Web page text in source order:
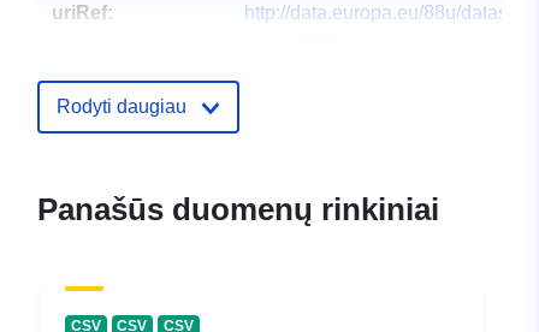
uriRef:
http://data.europa.eu/88u/
Rodyti daugiau
Panašūs duomenų rinkiniai
CSV CSV CSV